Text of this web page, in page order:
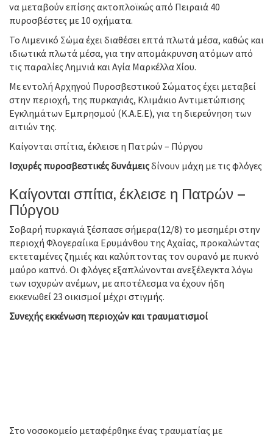
να μεταβούν επίσης ακτοπλοϊκώς από Πειραιά 40
πυροσβέστες με 10 οχήματα.
Το Λιμενικό Σώμα έχει διαθέσει επτά πλωτά μέσα, καθώς και
ιδιωτικά πλωτά μέσα, για την απομάκρυνση ατόμων από
τις παραλίες Λημνιά και Αγία Μαρκέλλα Χίου.
Με εντολή Αρχηγού Πυροσβεστικού Σώματος έχει μεταβεί
στην περιοχή, της πυρκαγιάς, Κλιμάκιο Αντιμετώπισης
Εγκλημάτων Εμπρησμού (Κ.Α.Ε.Ε), για τη διερεύνηση των
αιτιών της.
Καίγονται σπίτια, έκλεισε η Πατρών – Πύργου
Ισχυρές πυροσβεστικές δυνάμειςδίνουν μάχη με τις φλόγες
Καίγονται σπίτια, έκλεισε η Πατρών –
Πύργου
Σοβαρή πυρκαγιά ξέσπασε σήμερα(12/8) το μεσημέρι στην
περιοχή Φλογεραίικα Ερυμάνθου της Αχαΐας, προκαλώντας
εκτεταμένες ζημιές και καλύπτοντας τον ουρανό με πυκνό
μαύρο καπνό. Οι φλόγες εξαπλώνονται ανεξέλεγκτα λόγω
των ισχυρών ανέμων, με αποτέλεσμα να έχουν ήδη
εκκενωθεί 23 οικισμοί μέχρι στιγμής.
Συνεχής εκκένωση περιοχών και τραυματισμοί
Στο νοσοκομείο μεταφέρθηκε ένας τραυματίας με